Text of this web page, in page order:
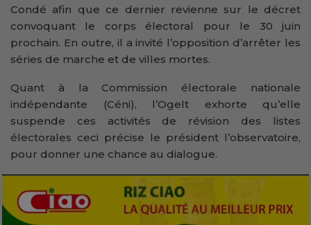
Condé afin que ce dernier revienne sur le décret
convoquant le corps électoral pour le 30 juin
prochain. En outre, il a invité l’opposition d’arrêter les
séries de marche et de villes mortes.
Quant à la Commission électorale nationale
indépendante (Céni), l’Ogelt exhorte qu’elle
suspende ces activités de révision des listes
électorales ceci précise le président l’observatoire,
pour donner une chance au dialogue.